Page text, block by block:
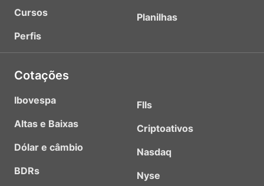
Cursos
Perfis
Planilhas
Cotações
Ibovespa
Altas e Baixas
Dólar e câmbio
BDRs
FIIs
Criptoativos
Nasdaq
Nyse